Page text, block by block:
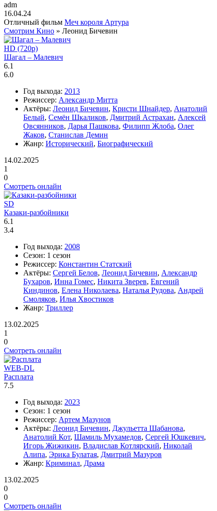
adm
16.04.24
Отличный фильм Меч короля Артура
Смотрим Кино » Леонид Бичевин
HD (720p)
Шагал – Малевич
6.1
6.0
Год выхода: 2013
Режиссер: Александр Митта
Актёры: Леонид Бичевин, Кристи Шнайдер, Анатолий
Белый, Семён Шкаликов, Дмитрий Астрахан, Алексей
Овсянников, Дарья Пашкова, Филипп Жлоба, Олег
Жаков, Станислав Демин
Жанр: Исторический, Биографический
14.02.2025
1
0
Смотреть онлайн
SD
Казаки-разбойники
6.1
3.4
Год выхода: 2008
Сезон: 1 сезон
Режиссер: Константин Статский
Актёры: Сергей Белов, Леонид Бичевин, Александр
Бухаров, Инна Гомес, Никита Зверев, Евгений
Киндинов, Елена Николаева, Наталья Рудова, Андрей
Смоляков, Илья Хвостиков
Жанр: Триллер
13.02.2025
1
0
Смотреть онлайн
WEB-DL
Расплата
7.5
Год выхода: 2023
Сезон: 1 сезон
Режиссер: Артем Мазунов
Актёры: Леонид Бичевин, Джульетта Шабанова,
Анатолий Кот, Шамиль Мухамедов, Сергей Юшкевич,
Игорь Жижикин, Владислав Котлярский, Николай
Алипа, Эрика Булатая, Дмитрий Мазуров
Жанр: Криминал, Драма
13.02.2025
0
0
Смотреть онлайн